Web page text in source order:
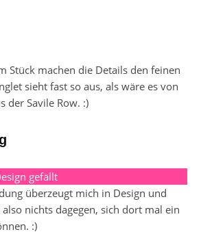
Stück machen die Details den feinen
sieht fast so aus, als wäre es von
der Savile Row. :)
gefällt
überzeugt mich in Design und
nichts dagegen, sich dort mal ein
:)